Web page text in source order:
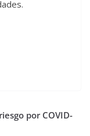
por COVID-